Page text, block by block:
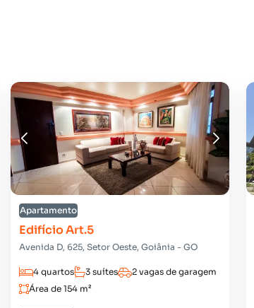
Apartamento
Edifício Art.5
Avenida D, 625, Setor Oeste, Goiânia - GO
4 quartos 3 suítes
2 vagas de garagem
Área de 154 m²